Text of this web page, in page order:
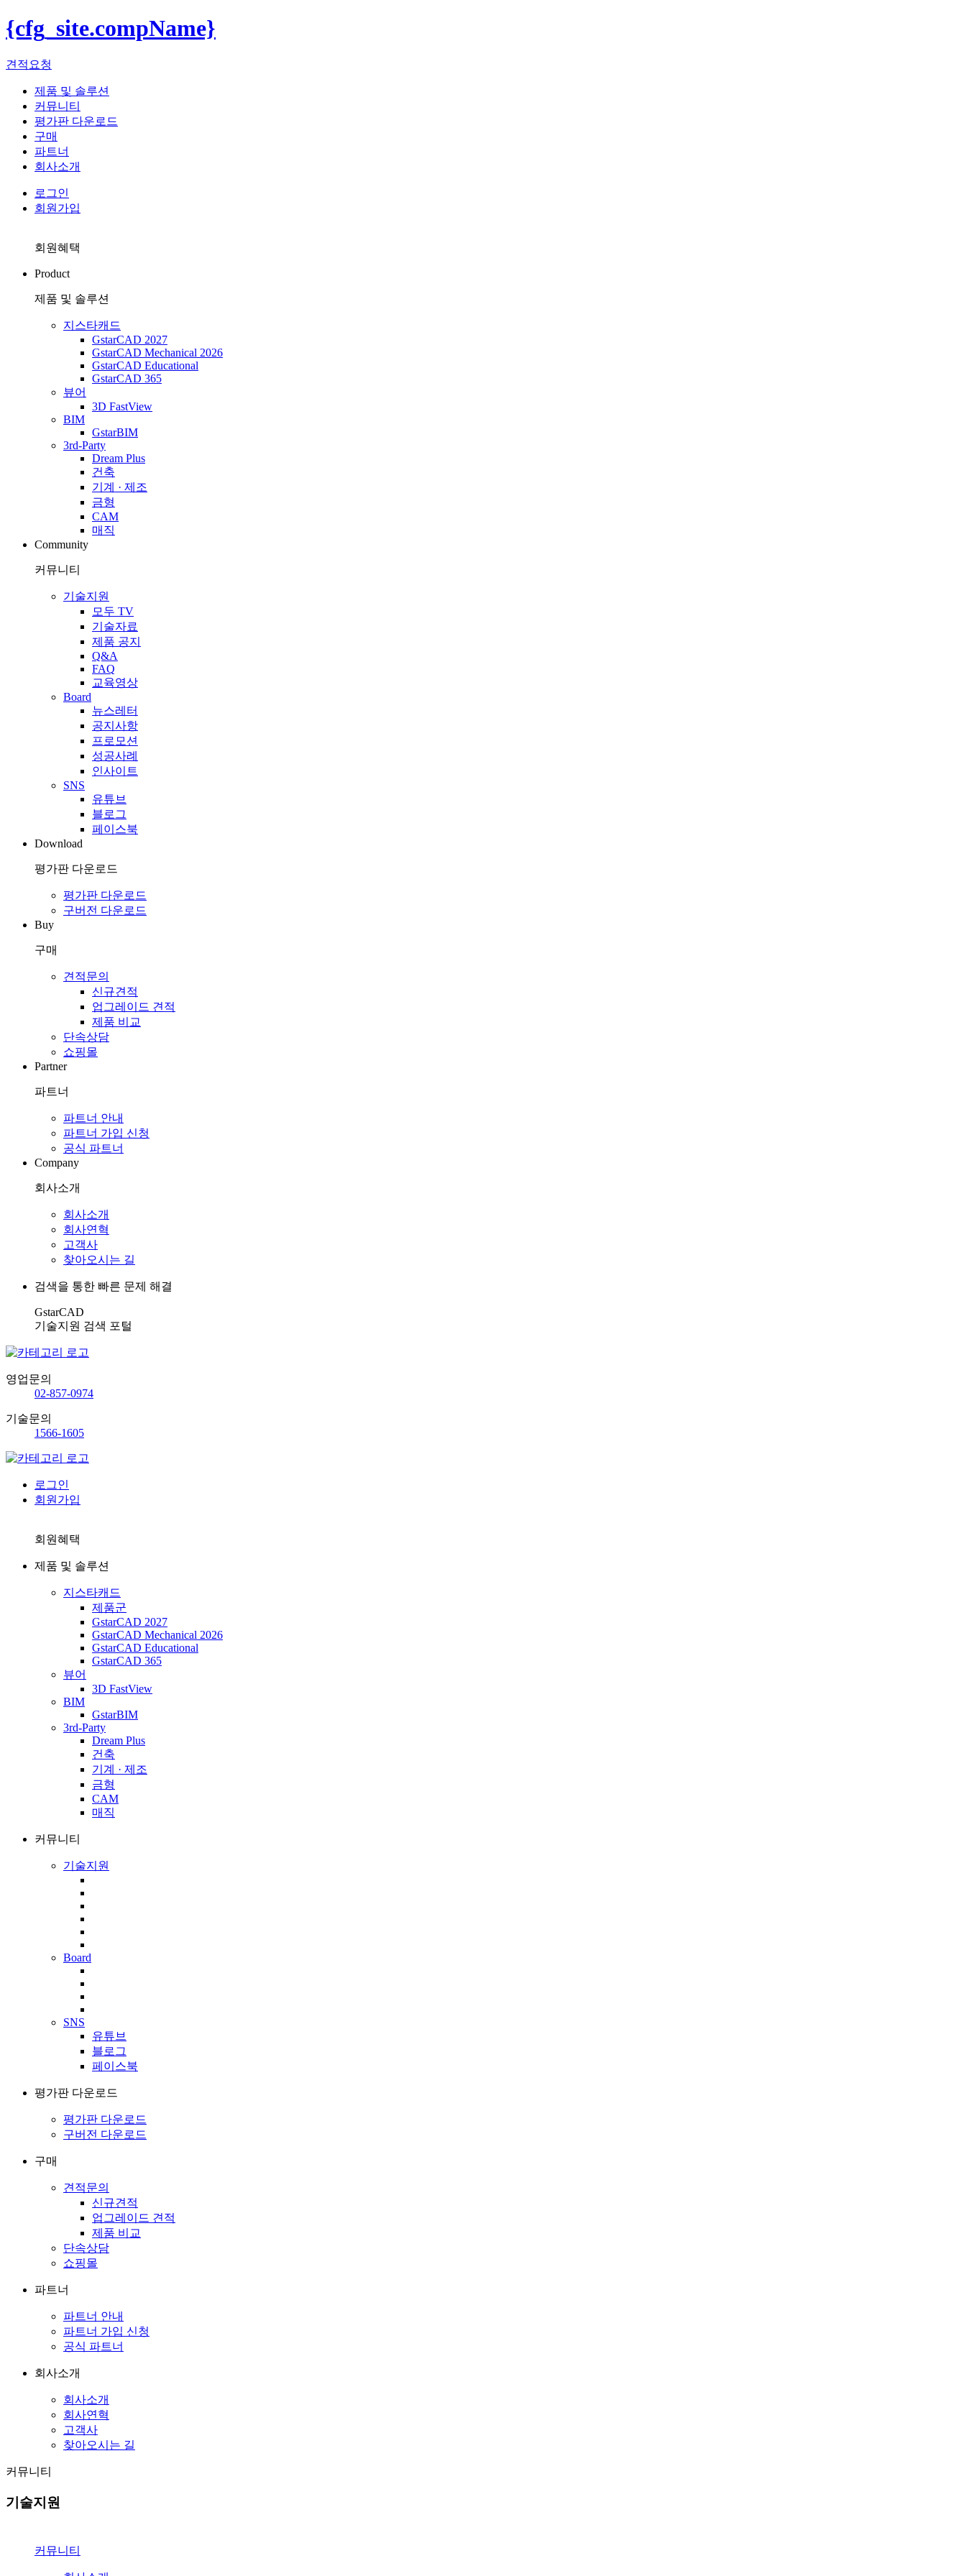
{cfg_site.compName}
견적요청
제품 및 솔루션
커뮤니티
평가판 다운로드
구매
파트너
회사소개
로그인
회원가입
회원혜택
Product
제품 및 솔루션
지스타캐드
GstarCAD 2027
GstarCAD Mechanical 2026
GstarCAD Educational
GstarCAD 365
뷰어
3D FastView
BIM
GstarBIM
3rd-Party
Dream Plus
건축
기계 · 제조
금형
CAM
매직
Community
커뮤니티
기술지원
모두 TV
기술자료
제품 공지
Q&A
FAQ
교육영상
Board
뉴스레터
공지사항
프로모션
성공사례
인사이트
SNS
유튜브
블로그
페이스북
Download
평가판 다운로드
평가판 다운로드
구버전 다운로드
Buy
구매
견적문의
신규견적
업그레이드 견적
제품 비교
단속상담
쇼핑몰
Partner
파트너
파트너 안내
파트너 가입 신청
공식 파트너
Company
회사소개
회사소개
회사연혁
고객사
찾아오시는 길
검색을 통한 빠른 문제 해결
GstarCAD
기술지원 검색 포털
영업문의
02-857-0974
기술문의
1566-1605
로그인
회원가입
회원혜택
제품 및 솔루션
지스타캐드
제품군
GstarCAD 2027
GstarCAD Mechanical 2026
GstarCAD Educational
GstarCAD 365
뷰어
3D FastView
BIM
GstarBIM
3rd-Party
Dream Plus
건축
기계 · 제조
금형
CAM
매직
커뮤니티
기술지원
Board
SNS
유튜브
블로그
페이스북
평가판 다운로드
평가판 다운로드
구버전 다운로드
구매
견적문의
신규견적
업그레이드 견적
제품 비교
단속상담
쇼핑몰
파트너
파트너 안내
파트너 가입 신청
공식 파트너
회사소개
회사소개
회사연혁
고객사
찾아오시는 길
커뮤니티
기술지원
커뮤니티